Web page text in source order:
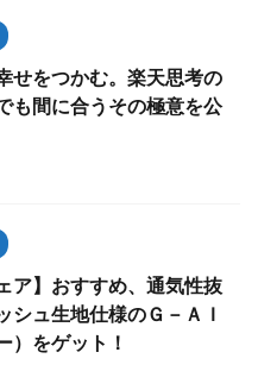
せをつかむ。楽天思考の
も間に合うその極意を公
ア】おすすめ、通気性抜
シュ生地仕様のＧ－ＡＩ
）をゲット！